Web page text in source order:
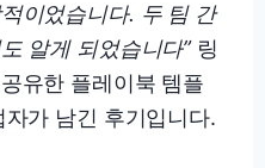
이었습니다. 두 팀 간
알게 되었습니다”링
유한 플레이북 템플
가 남긴 후기입니다.